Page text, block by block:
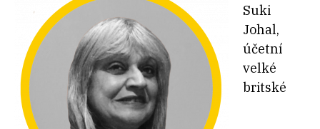
Suki
Johal,
účetní
velké
britské